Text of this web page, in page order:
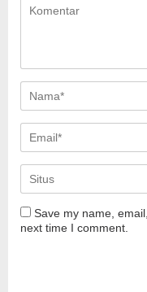
Save my name,
next time I comment.